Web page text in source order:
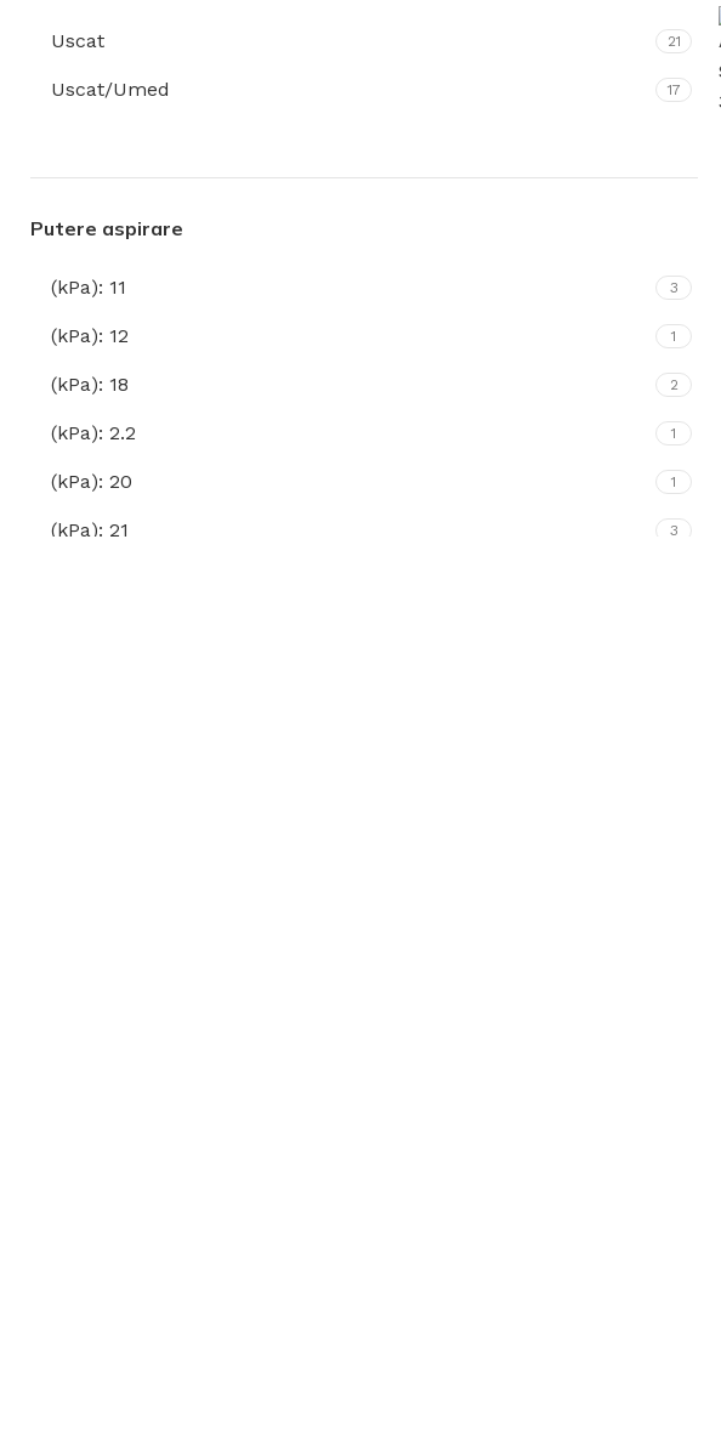
Uscat 21
Uscat/Umed 17
Putere aspirare
(kPa): 11 3
(kPa): 12 1
(kPa): 18 2
(kPa): 2.2 1
(kPa): 20 1
(kPa): 21 3